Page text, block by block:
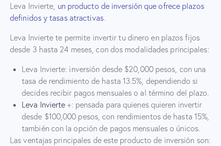
Leva Invierte, un producto de inversión que ofrece plazos
definidos y tasas atractivas.
Leva Invierte te permite invertir tu dinero en plazos fijos
desde 3 hasta 24 meses, con dos modalidades principales:
Leva Invierte: inversión desde $20,000 pesos, con una
tasa de rendimiento de hasta 13.5%, dependiendo si
decides recibir pagos mensuales o al término del plazo.
Leva Invierte +: pensada para quienes quieren invertir
desde $100,000 pesos, con rendimientos de hasta 15%,
también con la opción de pagos mensuales o únicos.
Las ventajas principales de este producto de inversión son: